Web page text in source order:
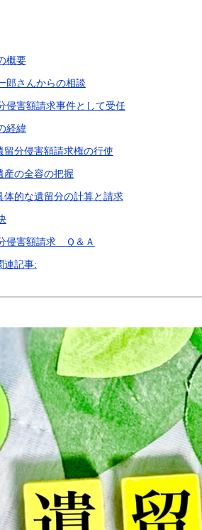
概要
郎さんからの相談
侵害額請求事件として受任
経緯
留分侵害額請求権の行使
産の全容の把握
体的な遺留分の計算と請求
侵害額請求 Ｑ＆Ａ
連記事: